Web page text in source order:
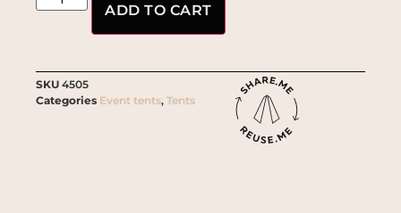
ADD TO CART
SKU 4505
Categories Event tents, Tents